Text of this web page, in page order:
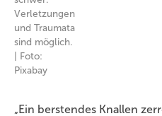
Verletzungen
und Traumata
sind möglich.
| Foto:
Pixabay
„Ein berstendes Knallen